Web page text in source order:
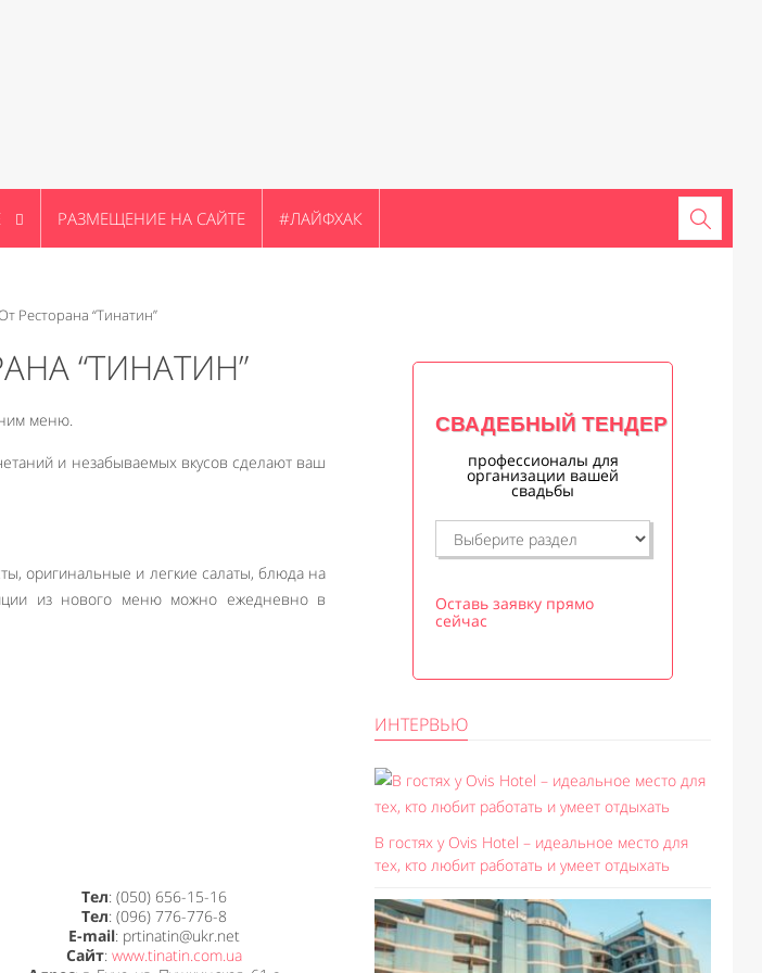
РАЗМЕЩЕНИЕ НА САЙТЕ #ЛАЙФХАК
Ресторана “Тинатин”
“ТИНАТИН”
меню.
и незабываемых вкусов сделают ваш
оригинальные и легкие салаты, блюда на
из нового меню можно ежедневно в
Тел: (050) 656-15-16
Тел: (096) 776-776-8
E-mail: prtinatin@ukr.net
Сайт:www.tinatin.com.ua
СВАДЕБНЫЙ ТЕНДЕР
профессионалы для
организации вашей
свадьбы
Оставь заявку прямо
сейчас
ИНТЕРВЬЮ
В гостях у Ovis Hotel – идеальное место для
тех, кто любит работать и умеет отдыхать